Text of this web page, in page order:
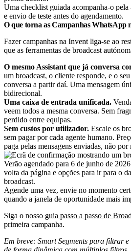
Uma checklist guiada acompanha-o
e envio de teste antes do agendamento.
O que torna as Campanhas WhatsApp
Fazer campanhas na Invent liga-se ao
que as ferramentas de broadcast
O mesmo Assistant que já conversa
um broadcast, o cliente responde, e o
conversa a partir daí. Uma mensagem
bidirecional.
Uma caixa de entrada unificada.
veem todos a mesma conversa. Sem
perdido entre equipas.
Sem custos por utilizador. Escale os
sem pagar por cada agente humano.
paga pelas mensagens enviadas, não
Agende uma vez, envie no momento
quando a janela de oportunidade mais
Siga o nosso guia passo a passo de
primeira campanha.
Em breve: Smart Segments para filtrar